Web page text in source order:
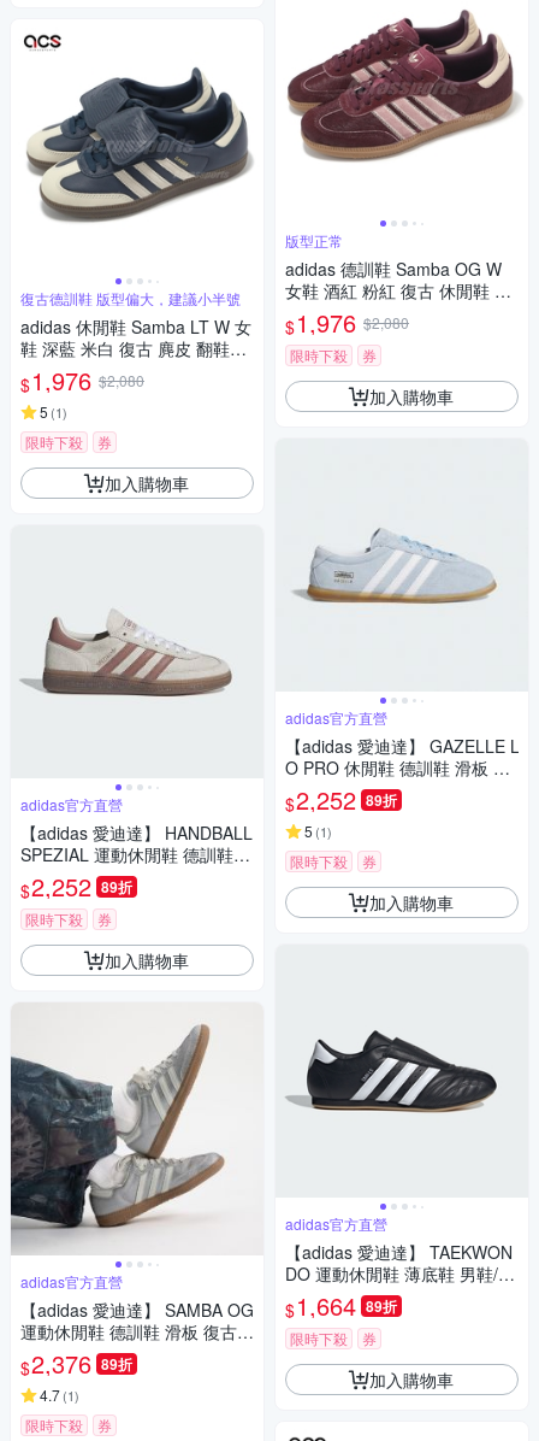
復古德訓鞋 版型偏大，建議小半號
adidas 休閒鞋 Samba LT W 女
鞋 深藍 米白 復古 麂皮 翻鞋舌
德訓鞋 愛迪達 JH5705
$1,976 $2,080
5 (1)
限時下殺 券
加入購物車
adidas官方直營
【adidas 愛迪達】 HANDBALL
SPEZIAL 運動休閒鞋 德訓鞋
滑板 女鞋 - Originals IH1510
$2,252 89折
限時下殺 券
加入購物車
adidas官方直營
【adidas 愛迪達】 SAMBA OG
運動休閒鞋 德訓鞋 滑板 復古
女鞋 - Originals KI6264
$2,376 89折
4.7(1)
限時下殺 券
版型正常
adidas 德訓鞋 Samba OG W
女鞋 酒紅 粉紅 復古 休閒鞋 馬
毛鞋面 愛迪達 JP5330
$1,976 $2,080
限時下殺
券
加入購物車
adidas官方直營
【adidas 愛迪達】 GAZELLE L
O PRO 休閒鞋 德訓鞋 滑板 復
古 薄底鞋 女鞋 - Originals JR8
893
$2,252 89折
5 (1)
限時下殺 券
加入購物車
adidas官方直營
【adidas 愛迪達】 TAEKWON
DO 運動休閒鞋 薄底鞋 男鞋/女
鞋 - Originals JQ4775
$1,664 89折
限時下殺 券
加入購物車